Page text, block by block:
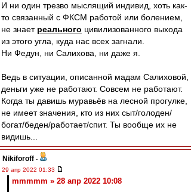
И ни один трезво мыслящий индивид, хоть как-
то связанный с ФКСМ работой или болением,
не знает реального цивилизованного выхода
из этого угла, куда нас всех загнали.
Ни Федун, ни Салихова, ни даже я.
Ведь в ситуации, описанной мадам Салиховой,
деньги уже не работают. Совсем не работают.
Когда ты давишь муравьёв на лесной прогулке,
не имеет значения, кто из них сыт/голоден/
богат/беден/работает/спит. Ты вообще их не
видишь...
Nikiforoff -
29 апр 2022 01:33
mmmmm » 28 апр 2022 10:08